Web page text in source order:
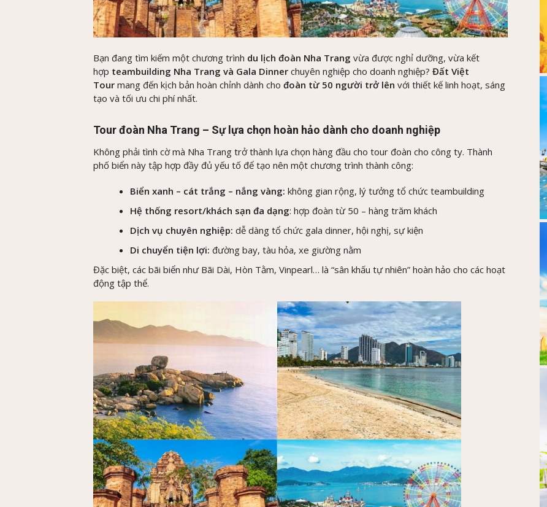
Bạn đang tìm kiếm một chương trình du lịch đoàn Nha Trang vừa được nghỉ dưỡng, vừa kết
hợp teambuilding Nha Trang và Gala Dinner chuyên nghiệp cho doanh nghiệp? Đất Việt
Tour mang đến kịch bản hoàn chỉnh dành cho đoàn từ 50 người trở lên với thiết kế linh hoạt, sáng
tạo và tối ưu chi phí nhất.
Tour đoàn Nha Trang – Sự lựa chọn hoàn hảo dành cho doanh nghiệp
Không phải tình cờ mà Nha Trang trở thành lựa chọn hàng đầu cho tour đoàn cho công ty. Thành
phố biển này tập hợp đầy đủ yếu tố để tạo nên một chương trình thành công:
Biển xanh – cát trắng – nắng vàng: không gian rộng, lý tưởng tổ chức teambuilding
Hệ thống resort/khách sạn đa dạng: hợp đoàn từ 50 – hàng trăm khách
Dịch vụ chuyên nghiệp: dễ dàng tổ chức gala dinner, hội nghị, sự kiện
Di chuyển tiện lợi: đường bay, tàu hỏa, xe giường nằm
Đặc biệt, các bãi biển như Bãi Dài, Hòn Tằm, Vinpearl… là “sân khấu tự nhiên” hoàn hảo cho các hoạt
động tập thể.